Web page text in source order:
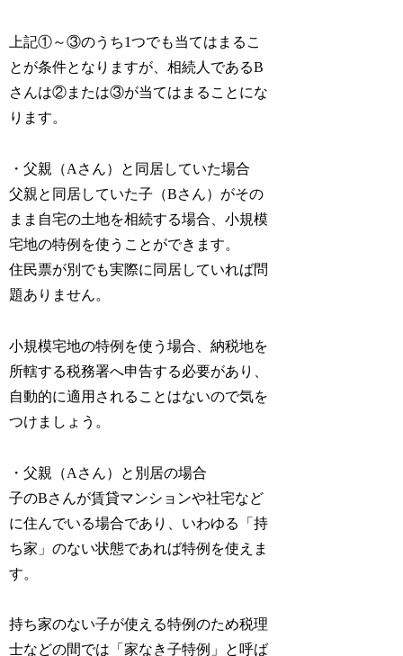
上記①～③のうち1つでも当てはまるこ
とが条件となりますが、相続人であるB
さんは②または③が当てはまることにな
ります。
・父親（Aさん）と同居していた場合
父親と同居していた子（Bさん）がその
まま自宅の土地を相続する場合、小規模
宅地の特例を使うことができます。
住民票が別でも実際に同居していれば問
題ありません。
小規模宅地の特例を使う場合、納税地を
所轄する税務署へ申告する必要があり、
自動的に適用されることはないので気を
つけましょう。
・父親（Aさん）と別居の場合
子のBさんが賃貸マンションや社宅など
に住んでいる場合であり、いわゆる「持
ち家」のない状態であれば特例を使えま
す。
持ち家のない子が使える特例のため税理
士などの間では「家なき子特例」と呼ば